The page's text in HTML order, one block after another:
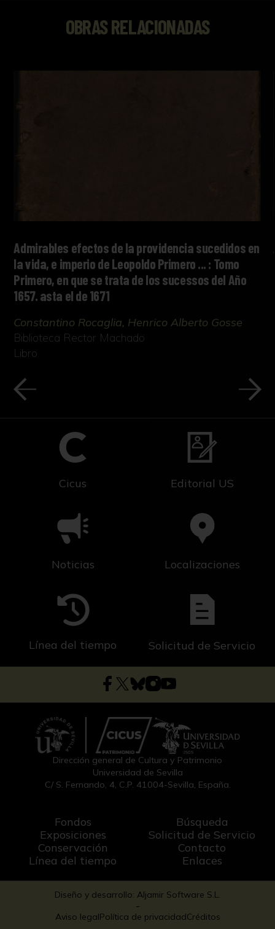
OBRAS RELACIONADAS
Admirables efectos de la providencia sucedidos en
la vida, e imperio de Leopoldo Primero ... : Tomo
Primero, en que se trata de los sucessos del Año
1657. asta el de 1671
Constantino Rocaglia, Henrico Alberto Gosse
Biblioteca Rector Machado
Libro
Cicus Editorial US
Noticias Localizaciones
Línea del tiempo Solicitud de Servicio
Dirección general de Cultura y Patrimonio
Universidad de Sevilla
C/ S. Fernando, 4, C.P. 41004-Sevilla, España.
Fondos
Exposiciones
Conservación
Línea del tiempo
Búsqueda
Solicitud de Servicio
Contacto
Enlaces
Diseño y desarrollo: Aljamir Software S.L.
-
Aviso legalPolítica de privacidadCréditos